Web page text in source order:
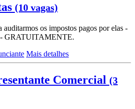
(10 vagas)
auditarmos os impostos pagos por elas -
- GRATUITAMENTE.
Mais detalhes
Comercial (3